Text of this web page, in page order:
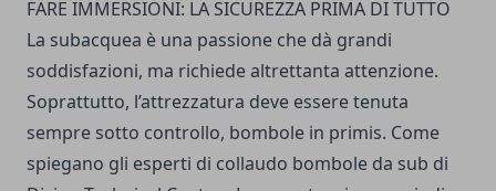
FARE IMMERSIONI: LA SICUREZZA PRIMA DI TUTTO
La subacquea è una passione che dà grandi
soddisfazioni, ma richiede altrettanta attenzione.
Soprattutto, l’attrezzatura deve essere tenuta
sempre sotto controllo, bombole in primis. Come
spiegano gli esperti di collaudo bombole da sub di